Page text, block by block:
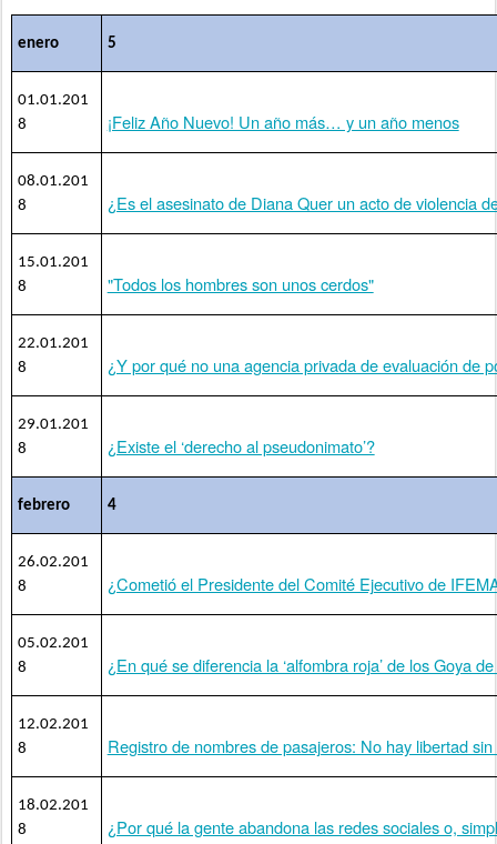
enero 5
01.01.201
8
¡Feliz Año Nuevo! Un año más… y un año menos
08.01.201
8
¿Es el asesinato de Diana Quer un acto de violencia
15.01.201
8
"Todos los hombres son unos cerdos"
22.01.201
8
¿Y por qué no una agencia privada de evaluación de
29.01.201
8
¿Existe el ‘derecho al pseudonimato’?
febrero 4
26.02.201
8
¿Cometió el Presidente del Comité Ejecutivo de
05.02.201
8
¿En qué se diferencia la ‘alfombra roja’ de los Goya
12.02.201
8
Registro de nombres de pasajeros: No hay libertad
18.02.201
8
¿Por qué la gente abandona las redes sociales o,